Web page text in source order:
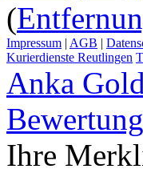
(
Impressum | AGB |
Kurierdienste Reutlingen
Anka
Ihre